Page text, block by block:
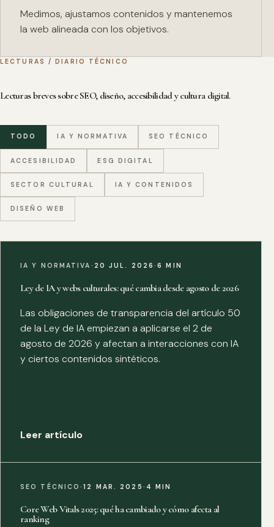
Medimos, ajustamos contenidos y mantenemos
la web alineada con los objetivos.
LECTURAS / DIARIO TÉCNICO
Lecturas breves sobre SEO, diseño, accesibilidad y cultura digital.
TODO IA Y NORMATIVA SEO TÉCNICO
ACCESIBILIDAD ESG DIGITAL
SECTOR CULTURAL IA Y CONTENIDOS
DISEÑO WEB
IA Y NORMATIVA · 20 JUL. 2026·6 MIN
Ley de IA y webs culturales: qué cambia desde agosto de 2026
Las obligaciones de transparencia del artículo 50
de la Ley de IA empiezan a aplicarse el 2 de
agosto de 2026 y afectan a interacciones con IA
y ciertos contenidos sintéticos.
Leer artículo
SEO TÉCNICO·12 MAR. 2025 · 4 MIN
Core Web Vitals 2025: qué ha cambiado y cómo afecta al
ranking